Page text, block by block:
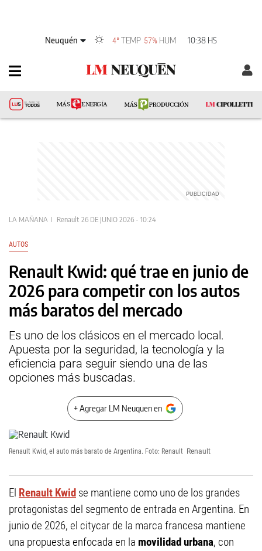
Neuquén 4°TEMP 57% HUM 10:38 HS
LA MAÑANA Renault 26 DE JUNIO 2026 - 10:24
AUTOS
Renault Kwid: qué trae en junio de
2026 para competir con los autos
más baratos del mercado
Es uno de los clásicos en el mercado local.
Apuesta por la seguridad, la tecnología y la
eficiencia para seguir siendo una de las
opciones más buscadas.
+ Agregar LM Neuquen en
Renault Kwid, el auto más barato de Argentina. Foto: Renault Renault
El Renault Kwid se mantiene como uno de los grandes
protagonistas del segmento de entrada en Argentina. En
junio de 2026, el citycar de la marca francesa mantiene
una propuesta enfocada en la movilidad urbana, con